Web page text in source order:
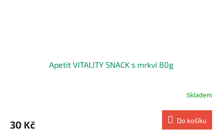
Apetit VITALITY SNACK s mrkví 80g
Skladem
30 Kč Do košíku